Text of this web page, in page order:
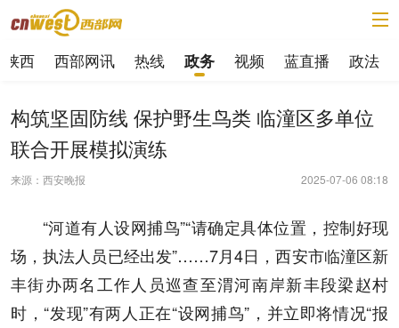
陕西 西部网讯 热线 政务 视频 蓝直播 政法
构筑坚固防线 保护野生鸟类 临潼区多单位
联合开展模拟演练
来源：西安晚报 2025-07-06 08:18
“河道有人设网捕鸟”“请确定具体位置，控制好现
场，执法人员已经出发”……7月4日，西安市临潼区新
丰街办两名工作人员巡查至渭河南岸新丰段梁赵村
时，“发现”有两人正在“设网捕鸟”，并立即将情况“报